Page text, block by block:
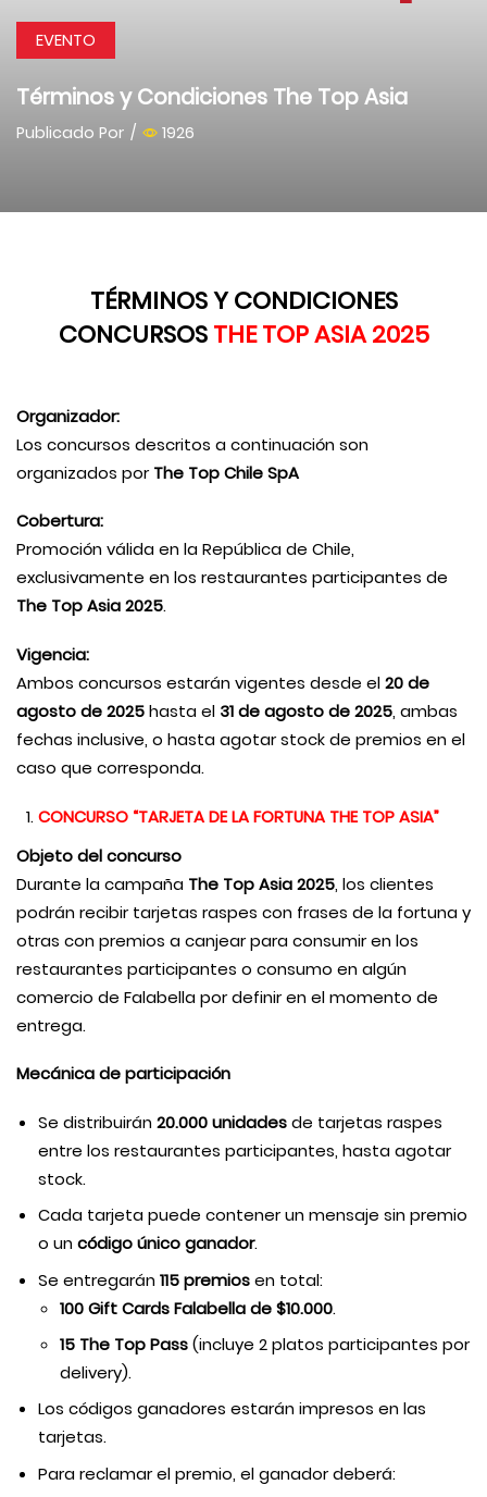
EVENTO
Términos y Condiciones The Top Asia
Publicado Por / 1926
TÉRMINOS Y CONDICIONES
CONCURSOSTHE TOP ASIA 2025
Organizador:
Los concursos descritos a continuación son
organizados porThe Top Chile SpA
Cobertura:
Promoción válida en la República de Chile,
exclusivamente en los restaurantes participantes de
The Top Asia 2025.
Vigencia:
Ambos concursos estarán vigentes desde el20 de
agosto de 2025hasta el 31 de agosto de 2025, ambas
fechas inclusive, o hasta agotar stock de premios en el
caso que corresponda.
CONCURSO “TARJETA DE LA FORTUNA THE TOP ASIA”
Objeto del concurso
Durante la campaña The Top Asia 2025, los clientes
podrán recibir tarjetas raspes con frases de la fortuna y
otras con premios a canjear para consumir en los
restaurantes participantes o consumo en algún
comercio de Falabella por definir en el momento de
entrega.
Mecánica de participación
Se distribuirán 20.000 unidadesde tarjetas raspes
entre los restaurantes participantes, hasta agotar
stock.
Cada tarjeta puede contener un mensaje sin premio
o un código único ganador.
Se entregarán 115 premiosen total:
100 Gift Cards Falabella de $10.000.
15 The Top Pass(incluye 2 platos participantes por
delivery).
Los códigos ganadores estarán impresos en las
tarjetas.
Para reclamar el premio, el ganador deberá: